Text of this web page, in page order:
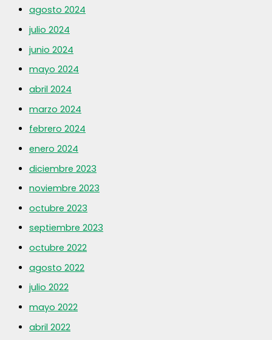
agosto 2024
julio 2024
junio 2024
mayo 2024
abril 2024
marzo 2024
febrero 2024
enero 2024
diciembre 2023
noviembre 2023
octubre 2023
septiembre 2023
octubre 2022
agosto 2022
julio 2022
mayo 2022
abril 2022